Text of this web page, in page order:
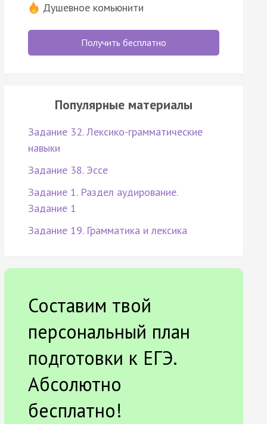
Душевное комьюнити
Получить бесплатно
Популярные материалы
Задание 32. Лексико-грамматические
навыки
Задание 38. Эссе
Задание 1. Раздел аудирование.
Задание 1
Задание 19. Грамматика и лексика
Составим твой
персональный план
подготовки к ЕГЭ.
Абсолютно
бесплатно!